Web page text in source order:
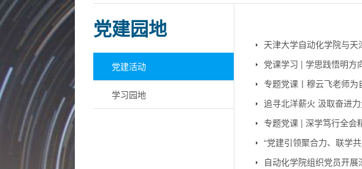
党建园地
党建活动
学习园地
天津大学自动化学院与
党课学习 | 学思践悟明
专题党课丨穆云飞老师
追寻北洋薪火 汲取奋进
专题党课 | 深学笃行全会
“党建引领聚合力、联学
自动化学院组织党员开